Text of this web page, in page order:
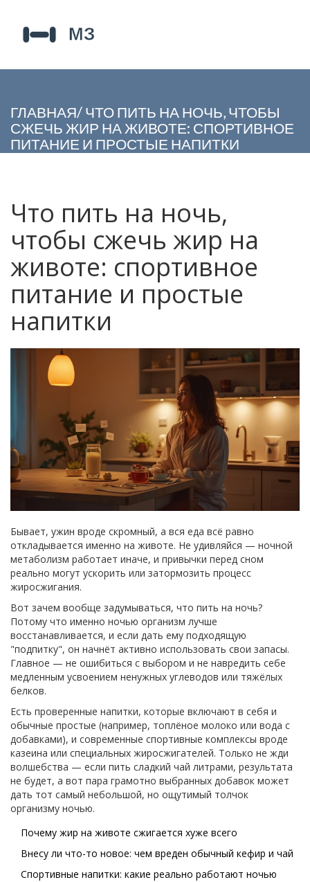
ГЛАВНАЯ/ ЧТО ПИТЬ НА НОЧЬ, ЧТОБЫ
СЖЕЧЬ ЖИР НА ЖИВОТЕ: СПОРТИВНОЕ
ПИТАНИЕ И ПРОСТЫЕ НАПИТКИ
Что пить на ночь,
чтобы сжечь жир на
животе: спортивное
питание и простые
напитки
Бывает, ужин вроде скромный, а вся еда всё равно
откладывается именно на животе. Не удивляйся — ночной
метаболизм работает иначе, и привычки перед сном
реально могут ускорить или затормозить процесс
жиросжигания.
Вот зачем вообще задумываться, что пить на ночь?
Потому что именно ночью организм лучше
восстанавливается, и если дать ему подходящую
"подпитку", он начнёт активно использовать свои запасы.
Главное — не ошибиться с выбором и не навредить себе
медленным усвоением ненужных углеводов или тяжёлых
белков.
Есть проверенные напитки, которые включают в себя и
обычные простые (например, топлёное молоко или вода с
добавками), и современные спортивные комплексы вроде
казеина или специальных жиросжигателей. Только не жди
волшебства — если пить сладкий чай литрами, результата
не будет, а вот пара грамотно выбранных добавок может
дать тот самый небольшой, но ощутимый толчок
организму ночью.
Почему жир на животе сжигается хуже всего
Внесу ли что-то новое: чем вреден обычный кефир и чай
Спортивные напитки: какие реально работают ночью